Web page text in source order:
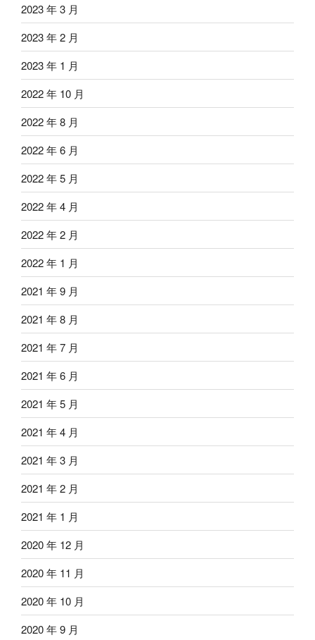
2023 年 3 月
2023 年 2 月
2023 年 1 月
2022 年 10 月
2022 年 8 月
2022 年 6 月
2022 年 5 月
2022 年 4 月
2022 年 2 月
2022 年 1 月
2021 年 9 月
2021 年 8 月
2021 年 7 月
2021 年 6 月
2021 年 5 月
2021 年 4 月
2021 年 3 月
2021 年 2 月
2021 年 1 月
2020 年 12 月
2020 年 11 月
2020 年 10 月
2020 年 9 月